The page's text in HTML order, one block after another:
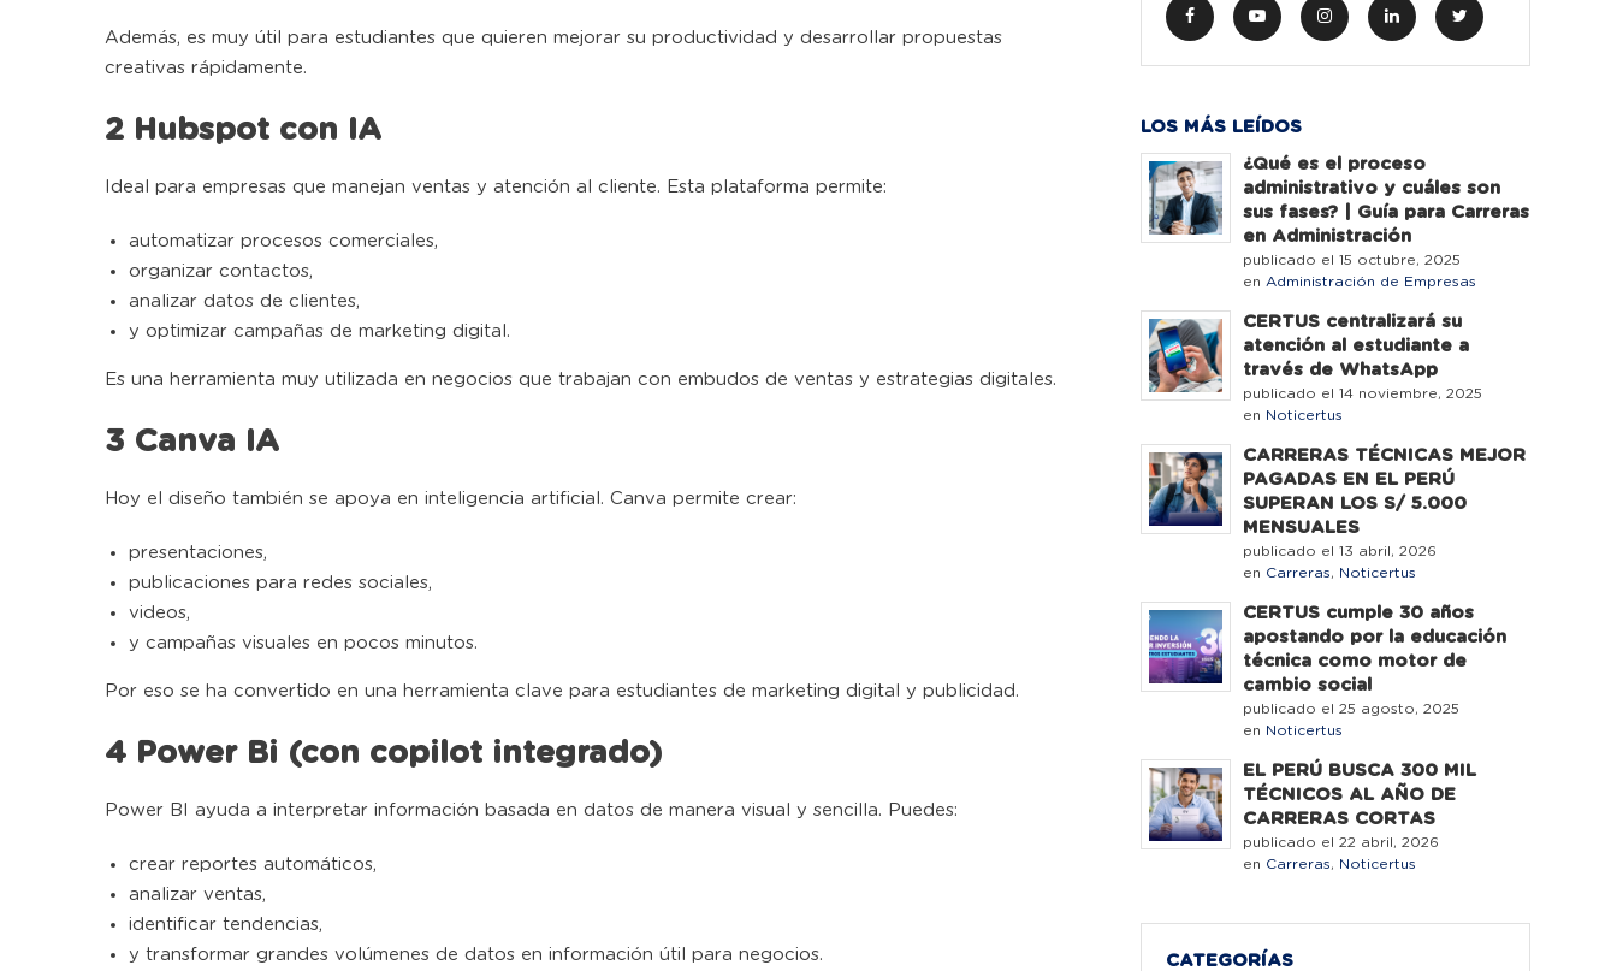
Además, es muy útil para estudiantes que quieren mejorar su productividad y desarrollar propuestas
creativas rápidamente.
2 Hubspot con IA
Ideal para empresas que manejan ventas y atención al cliente. Esta plataforma permite:
automatizar procesos comerciales,
organizar contactos,
analizar datos de clientes,
y optimizar campañas de marketing digital.
Es una herramienta muy utilizada en negocios que trabajan con embudos de ventas y estrategias digitales.
3 Canva IA
Hoy el diseño también se apoya en inteligencia artificial. Canva permite crear:
presentaciones,
publicaciones para redes sociales,
videos,
y campañas visuales en pocos minutos.
Por eso se ha convertido en una herramienta clave para estudiantes de marketing digital y publicidad.
4 Power Bi (con copilot integrado)
Power BI ayuda a interpretar información basada en datos de manera visual y sencilla. Puedes:
crear reportes automáticos,
analizar ventas,
identificar tendencias,
y transformar grandes volúmenes de datos en información útil para negocios.
LOS MÁS LEÍDOS
¿Qué es el proceso
administrativo y cuáles son
sus fases? | Guía para Carreras
en Administración
publicado el 15 octubre, 2025
en Administración de Empresas
CERTUS centralizará su
atención al estudiante a
través de WhatsApp
publicado el 14 noviembre, 2025
en Noticertus
CARRERAS TÉCNICAS MEJOR
PAGADAS EN EL PERÚ
SUPERAN LOS S/ 5.000
MENSUALES
publicado el 13 abril, 2026
en Carreras, Noticertus
CERTUS cumple 30 años
apostando por la educación
técnica como motor de
cambio social
publicado el 25 agosto, 2025
en Noticertus
EL PERÚ BUSCA 300 MIL
TÉCNICOS AL AÑO DE
CARRERAS CORTAS
publicado el 22 abril, 2026
en Carreras, Noticertus
CATEGORÍAS